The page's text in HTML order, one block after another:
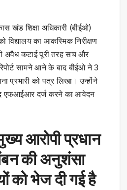
खंड शिक्षा अधिकारी (बीईओ)
का आकस्मिक निरीक्षण
अवैध कटाई पूरी तरह सच और
सामने आने के बाद बीईओ ने 3
प्रभारी को पत्र लिखा। उन्होंने
एफआईआर दर्ज करने का आवेदन
आरोपी प्रधान
की अनुशंसा
को भेज दी गई है